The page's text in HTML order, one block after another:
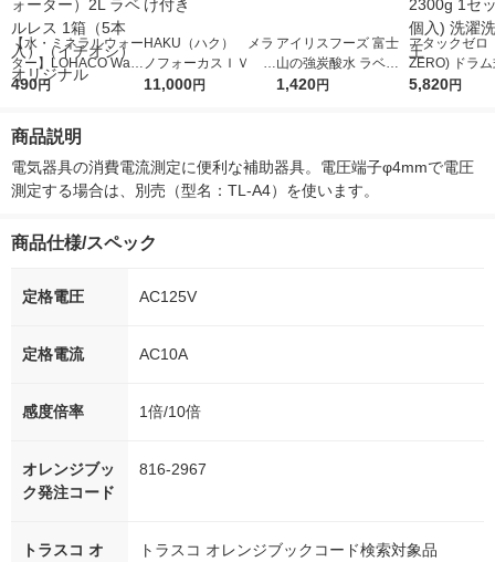
【水・ミネラルウォー
ター】LOHACO Wate
r（ロハコウォータ
シ） オリジナル
490円
HAKU（ハク） メラ
ノフォーカスＩＶ 4
5ｇ 資生堂 おまけ
11,000円
アイリスフーズ 富士
山の強炭酸水 ラベル
レス 500ml 1箱（24
1,420円
アタックゼロ
ZERO) ドラ
詰め替え メガ
5,820円
商品説明
電気器具の消費電流測定に便利な補助器具。電圧端子φ4mmで電圧
測定する場合は、別売（型名：TL-A4）を使います。
商品仕様/スペック
定格電圧 AC125V
定格電流 AC10A
感度倍率 1倍/10倍
オレンジブッ
ク発注コード
816-2967
トラスコ オ トラスコ オレンジブックコード検索対象品